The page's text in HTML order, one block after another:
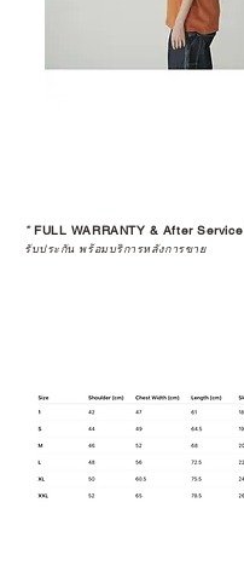
*FULL WARRANTY & After Service
รับประกัน พร้อมบริการหลังการขาย